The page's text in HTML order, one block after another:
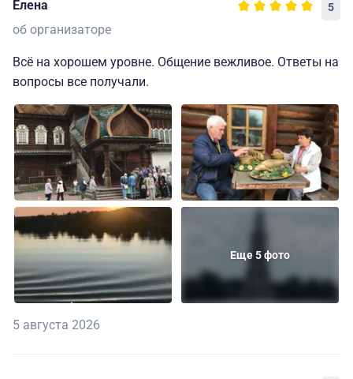
Елена 5
об организаторе
Всё на хорошем уровне. Общение вежливое. Ответы на
вопросы все получали.
Еще 5 фото
5 августа 2026